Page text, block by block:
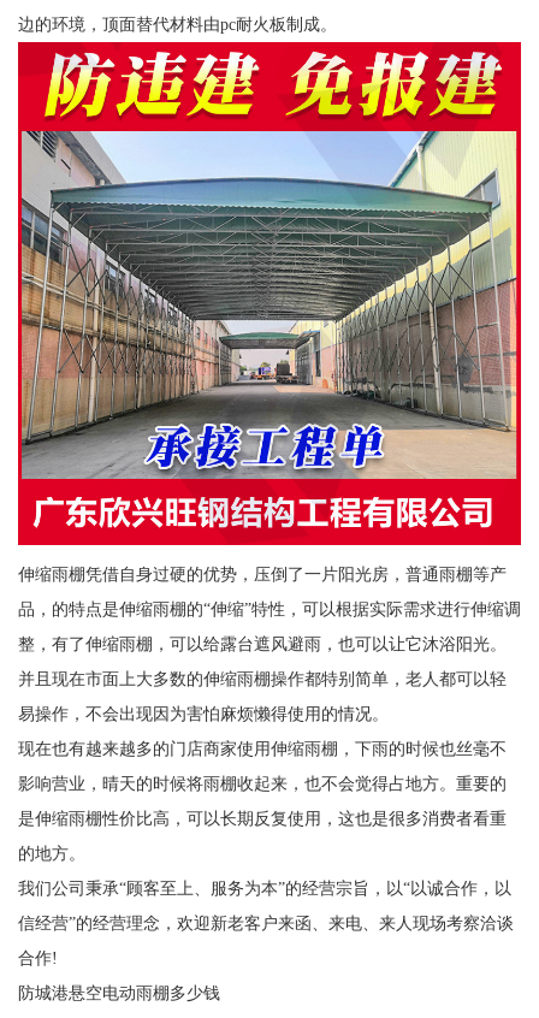
边的环境，顶面替代材料由pc耐火板制成。
伸缩雨棚凭借自身过硬的优势，压倒了一片阳光房，普通雨棚等产
品，的特点是伸缩雨棚的“伸缩”特性，可以根据实际需求进行伸缩调
整，有了伸缩雨棚，可以给露台遮风避雨，也可以让它沐浴阳光。
并且现在市面上大多数的伸缩雨棚操作都特别简单，老人都可以轻
易操作，不会出现因为害怕麻烦懒得使用的情况。
现在也有越来越多的门店商家使用伸缩雨棚，下雨的时候也丝毫不
影响营业，晴天的时候将雨棚收起来，也不会觉得占地方。重要的
是伸缩雨棚性价比高，可以长期反复使用，这也是很多消费者看重
的地方。
我们公司秉承“顾客至上、服务为本”的经营宗旨，以“以诚合作，以
信经营”的经营理念，欢迎新老客户来函、来电、来人现场考察洽谈
合作!
防城港悬空电动雨棚多少钱